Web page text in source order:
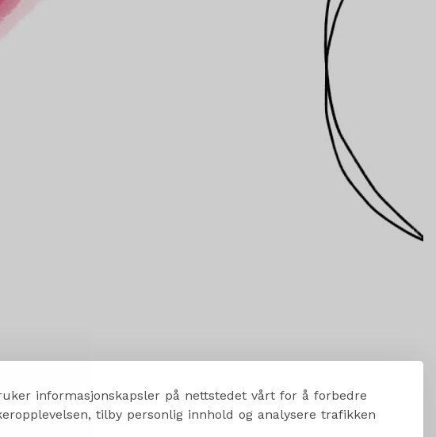
informasjonskapsler på nettstedet vårt for å forbedre
tilby personlig innhold og analysere trafikken